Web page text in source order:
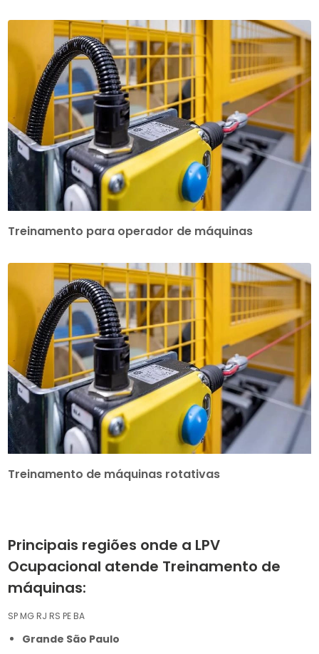
Treinamento para operador de máquinas
Treinamento de máquinas rotativas
Principais regiões onde a LPV
Ocupacional atende Treinamento de
máquinas:
SP MG RJ RS PE BA
Grande São Paulo